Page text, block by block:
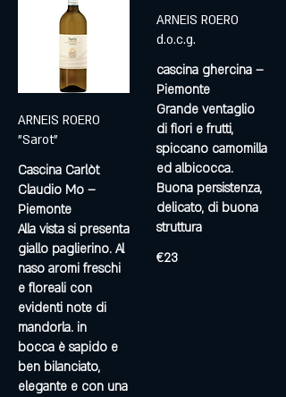
ARNEIS ROERO
"Sarot"
Cascina Carlòt
Claudio Mo –
Piemonte
Alla vista si presenta
giallo paglierino. Al
naso aromi freschi
e floreali con
evidenti note di
mandorla. in
bocca è sapido e
ben bilanciato,
elegante e con una
ARNEIS ROERO
d.o.c.g.
cascina ghercina –
Piemonte
Grande ventaglio
di fiori e frutti,
spiccano camomilla
ed albicocca.
Buona persistenza,
delicato, di buona
struttura
€23